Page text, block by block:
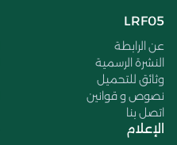
LRF05
عن الرابطة
النشرة الرسمية
وثائق للتحميل
نصوص و قوانين
اتصل بنا
الإعلام